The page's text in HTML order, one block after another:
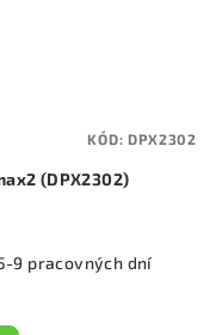
(DPX2302)
9 pracovných dní
KÓD:DPX2302